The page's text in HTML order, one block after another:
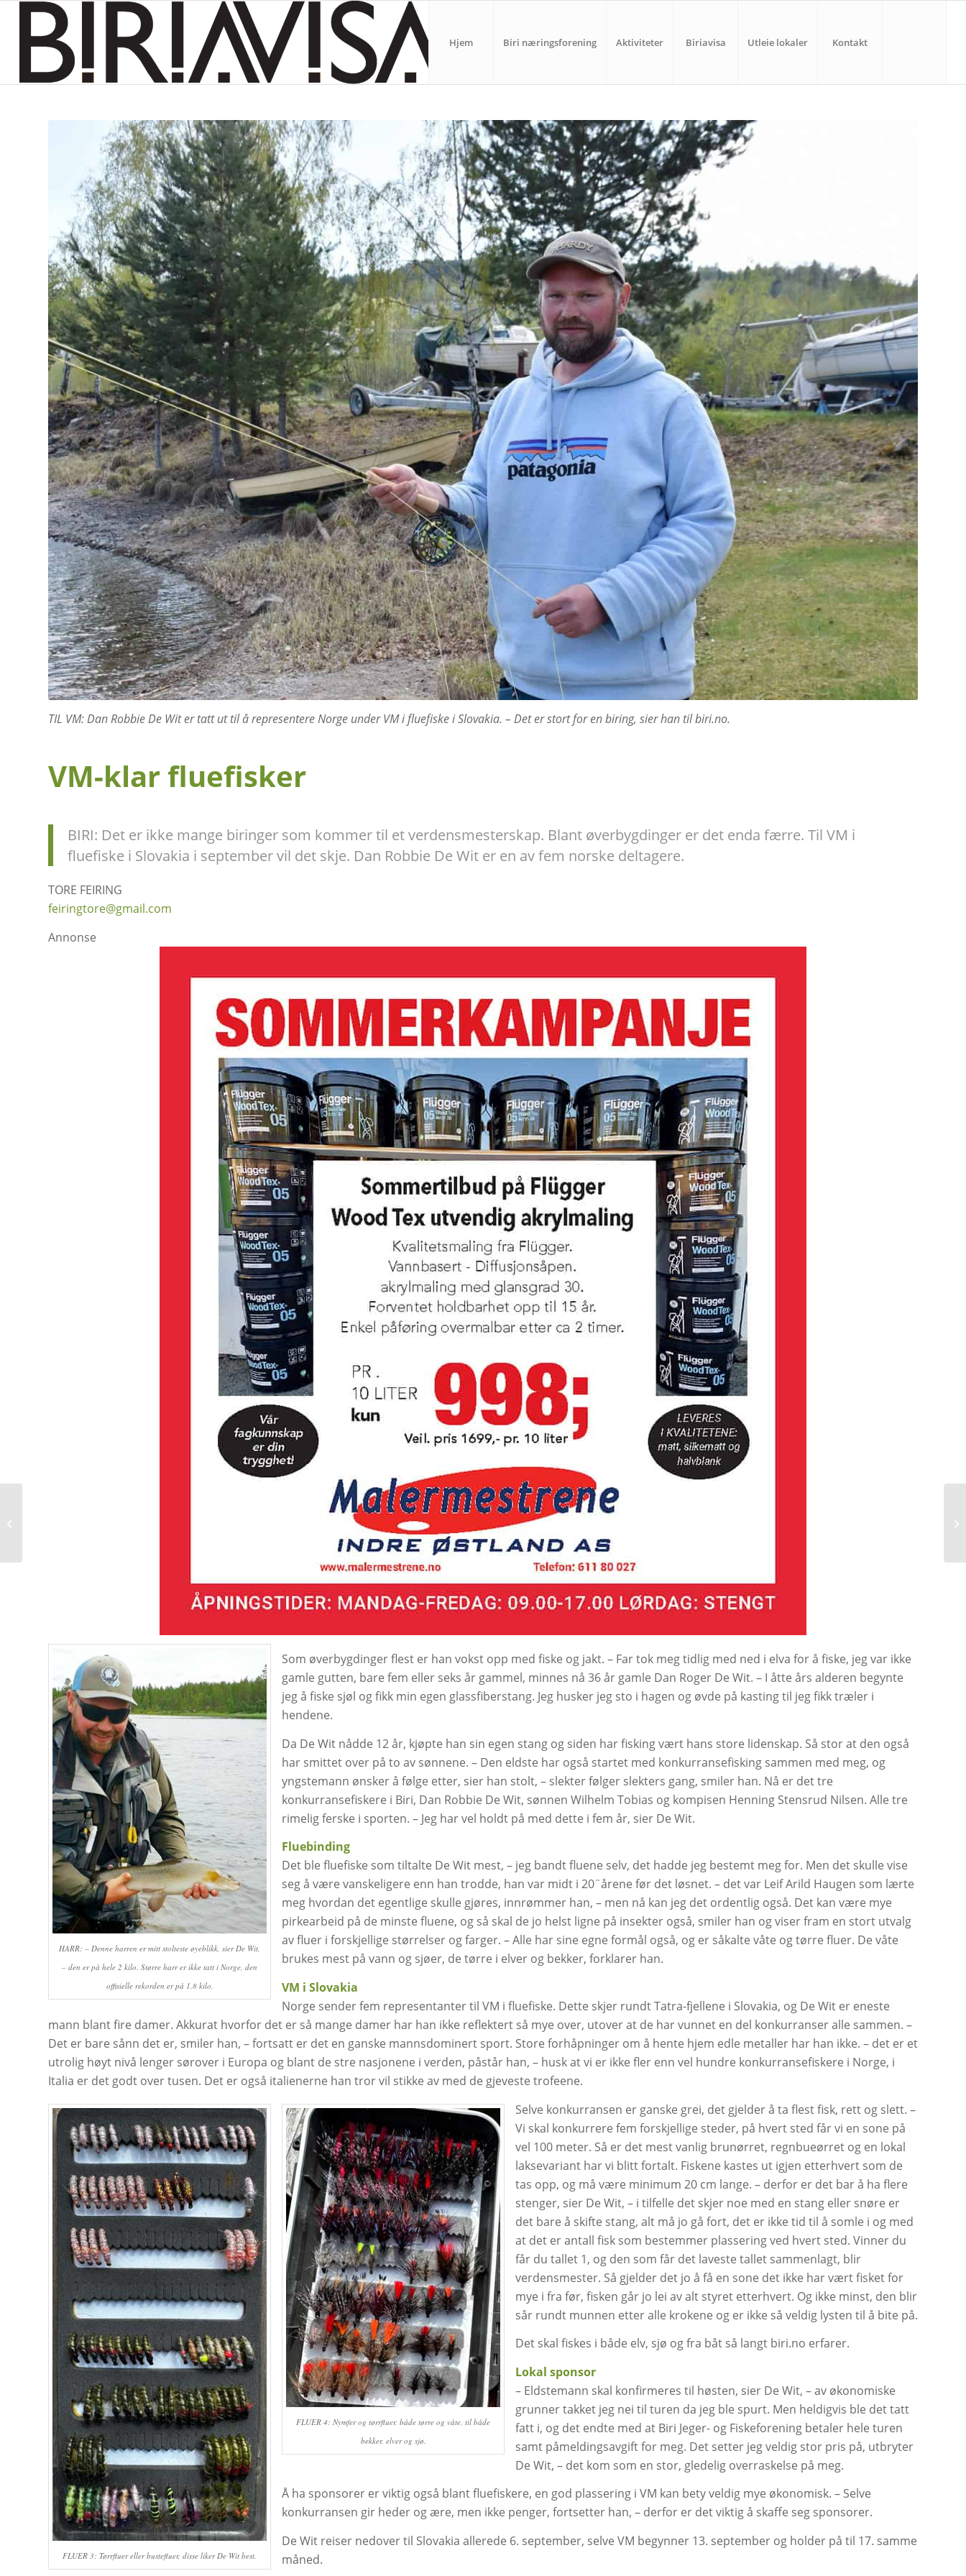
Hjem Biri næringsforening Aktiviteter Biriavisa Utleie lokaler Kontakt
TIL VM: Dan Robbie De Wit er tatt ut til å representere Norge under VM i fluefiske i Slovakia. – Det er stort for en biring, sier han til biri.no.
VM-klar fluefisker
BIRI: Det er ikke mange biringer som kommer til et verdensmesterskap. Blant øverbygdinger er det enda færre. Til VM i
fluefiske i Slovakia i september vil det skje. Dan Robbie De Wit er en av fem norske deltagere.
TORE FEIRING
feiringtore@gmail.com
Annonse
HARR: – Denne harren er mitt stolteste øyeblikk, sier De Wit,
– den er på hele 2 kilo. Større harr er ikke tatt i Norge, den
offisielle rekorden er på 1.8 kilo.
Som øverbygdinger flest er han vokst opp med fiske og jakt. – Far tok meg tidlig med ned i elva for å fiske, jeg var ikke
gamle gutten, bare fem eller seks år gammel, minnes nå 36 år gamle Dan Roger De Wit. – I åtte års alderen begynte
jeg å fiske sjøl og fikk min egen glassfiberstang. Jeg husker jeg sto i hagen og øvde på kasting til jeg fikk træler i
hendene.
Da De Wit nådde 12 år, kjøpte han sin egen stang og siden har fisking vært hans store lidenskap. Så stor at den også
har smittet over på to av sønnene. – Den eldste har også startet med konkurransefisking sammen med meg, og
yngstemann ønsker å følge etter, sier han stolt, – slekter følger slekters gang, smiler han. Nå er det tre
konkurransefiskere i Biri, Dan Robbie De Wit, sønnen Wilhelm Tobias og kompisen Henning Stensrud Nilsen. Alle tre
rimelig ferske i sporten. – Jeg har vel holdt på med dette i fem år, sier De Wit.
Fluebinding
Det ble fluefiske som tiltalte De Wit mest, – jeg bandt fluene selv, det hadde jeg bestemt meg for. Men det skulle vise
seg å være vanskeligere enn han trodde, han var midt i 20¨årene før det løsnet. – det var Leif Arild Haugen som lærte
meg hvordan det egentlige skulle gjøres, innrømmer han, – men nå kan jeg det ordentlig også. Det kan være mye
pirkearbeid på de minste fluene, og så skal de jo helst ligne på insekter også, smiler han og viser fram en stort utvalg
av fluer i forskjellige størrelser og farger. – Alle har sine egne formål også, og er såkalte våte og tørre fluer. De våte
brukes mest på vann og sjøer, de tørre i elver og bekker, forklarer han.
VM i Slovakia
Norge sender fem representanter til VM i fluefiske. Dette skjer rundt Tatra-fjellene i Slovakia, og De Wit er eneste
mann blant fire damer. Akkurat hvorfor det er så mange damer har han ikke reflektert så mye over, utover at de har vunnet en del konkurranser alle sammen. –
Det er bare sånn det er, smiler han, – fortsatt er det en ganske mannsdominert sport. Store forhåpninger om å hente hjem edle metaller har han ikke. – det er et
utrolig høyt nivå lenger sørover i Europa og blant de stre nasjonene i verden, påstår han, – husk at vi er ikke fler enn vel hundre konkurransefiskere i Norge, i
Italia er det godt over tusen. Det er også italienerne han tror vil stikke av med de gjeveste trofeene.
FLUER 3: Tørrfluer eller bustefluer, disse liker De Wit best.
FLUER 4: Nymfer og tørrfluer, både tørre og våte, til både
bekker, elver og sjø.
Selve konkurransen er ganske grei, det gjelder å ta flest fisk, rett og slett. –
Vi skal konkurrere fem forskjellige steder, på hvert sted får vi en sone på
vel 100 meter. Så er det mest vanlig brunørret, regnbueørret og en lokal
laksevariant har vi blitt fortalt. Fiskene kastes ut igjen etterhvert som de
tas opp, og må være minimum 20 cm lange. – derfor er det bar å ha flere
stenger, sier De Wit, – i tilfelle det skjer noe med en stang eller snøre er
det bare å skifte stang, alt må jo gå fort, det er ikke tid til å somle i og med
at det er antall fisk som bestemmer plassering ved hvert sted. Vinner du
får du tallet 1, og den som får det laveste tallet sammenlagt, blir
verdensmester. Så gjelder det jo å få en sone det ikke har vært fisket for
mye i fra før, fisken går jo lei av alt styret etterhvert. Og ikke minst, den blir
sår rundt munnen etter alle krokene og er ikke så veldig lysten til å bite på.
Det skal fiskes i både elv, sjø og fra båt så langt biri.no erfarer.
Lokal sponsor
– Eldstemann skal konfirmeres til høsten, sier De Wit, – av økonomiske
grunner takket jeg nei til turen da jeg ble spurt. Men heldigvis ble det tatt
fatt i, og det endte med at Biri Jeger- og Fiskeforening betaler hele turen
samt påmeldingsavgift for meg. Det setter jeg veldig stor pris på, utbryter
De Wit, – det kom som en stor, gledelig overraskelse på meg.
Å ha sponsorer er viktig også blant fluefiskere, en god plassering i VM kan bety veldig mye økonomisk. – Selve
konkurransen gir heder og ære, men ikke penger, fortsetter han, – derfor er det viktig å skaffe seg sponsorer.
De Wit reiser nedover til Slovakia allerede 6. september, selve VM begynner 13. september og holder på til 17. samme
måned.